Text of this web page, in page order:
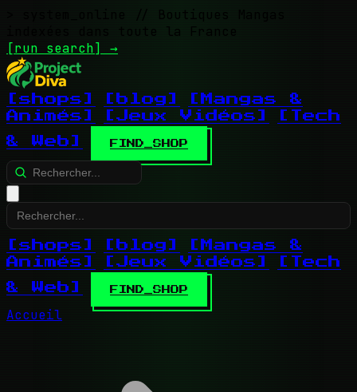
// Boutiques Mangas
indexées dans toute la France
[run search] →
[shops] [blog]
[Mangas &
Animés]
[Jeux Vidéos]
[Tech
& Web]
FIND_SHOP
[shops] [blog]
[Mangas &
Animés]
[Jeux Vidéos]
[Tech
& Web]
FIND_SHOP
Accueil